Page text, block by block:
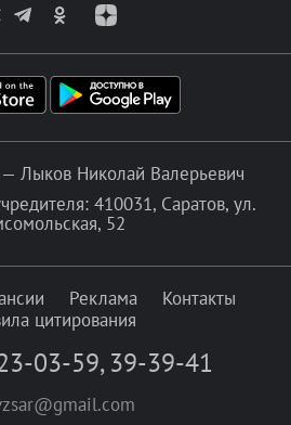
— Лыков Николай Валерьевич
410031, Саратов, ул.
52
Реклама
Контакты
цитирования
03-59, 39-39-41